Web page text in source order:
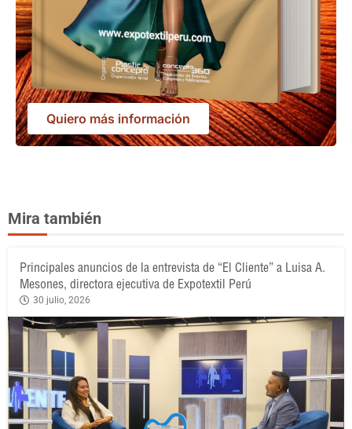
Quiero más información
Mira también
Principales anuncios de la entrevista de “El Cliente” a Luisa A.
Mesones, directora ejecutiva de Expotextil Perú
30 julio, 2026